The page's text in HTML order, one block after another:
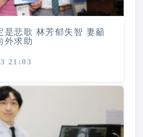
是悲歌 林芳郁失智 妻籲
外求助
21:03